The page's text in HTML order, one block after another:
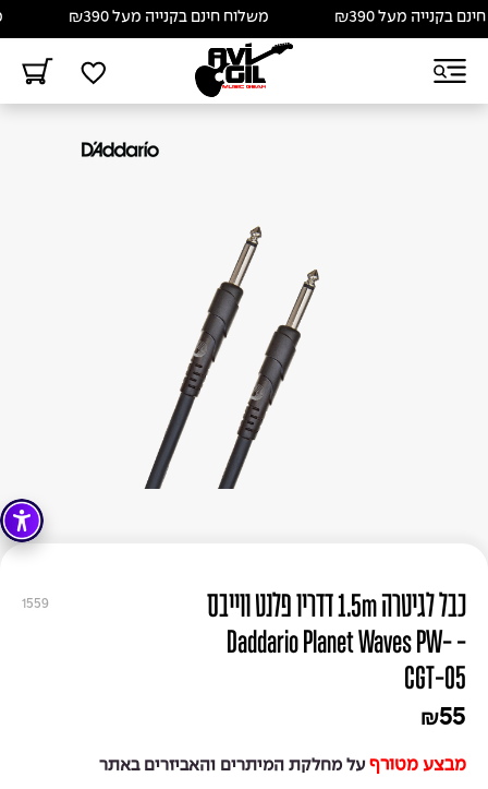
בקנייה מעל ₪390 משלוח חינם בקנייה מעל ₪390
1559
כבל לגיטרה 1.5m דדריו פלנט ווייבס
- Daddario Planet Waves PW-
CGT-05
₪55
מבצע מטורף על מחלקת המיתרים והאביזרים באתר